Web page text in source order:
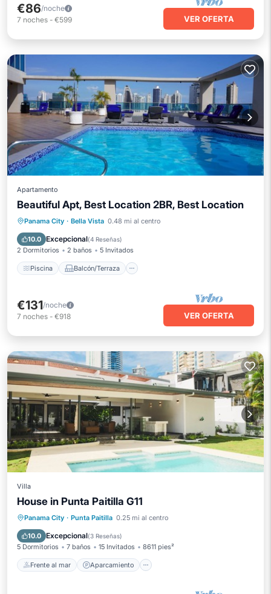
€86/noche
7 noches - €599 VER OFERTA
Apartamento
Beautiful Apt, Best Location 2BR, Best Location
Panama City · Bella Vista 0.48 mi al centro
10.0 Excepcional(4 Reseñas)
2 Dormitorios 2 baños 5 Invitados
Piscina Balcón/Terraza
Piscina Balcón/Terraza
Aire acondicionado
€131/noche
7 noches - €918 VER OFERTA
Villa
House in Punta Paitilla G11
Panama City · Punta Paitilla 0.25 mi al centro
10.0 Excepcional(3 Reseñas)
5 Dormitorios 7 baños 15 Invitados 8611 pies²
Frente al mar Aparcamiento
Frente al mar Aparcamiento
Vista al mar